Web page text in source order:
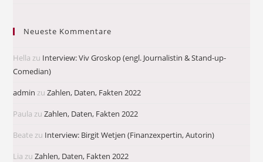
Neueste Kommentare
Hella zu Interview: Viv Groskop (engl. Journalistin & Stand-up-
Comedian)
admin zuZahlen, Daten, Fakten 2022
Paula zuZahlen, Daten, Fakten 2022
Beatezu Interview: Birgit Wetjen (Finanzexpertin, Autorin)
Lia zuZahlen, Daten, Fakten 2022